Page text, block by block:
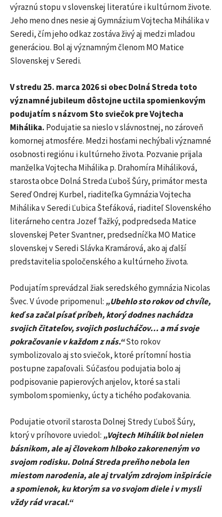
výraznú stopu v slovenskej literatúre i kultúrnom živote.
Jeho meno dnes nesie aj Gymnázium Vojtecha Mihálika v
Seredi, čím jeho odkaz zostáva živý aj medzi mladou
generáciou. Bol aj významným členom MO Matice
Slovenskej v Seredi.
V stredu 25. marca 2026 si obec Dolná Streda toto
významné jubileum dôstojne uctila spomienkovým
podujatím s názvom Sto sviečok pre Vojtecha
Mihálika. Podujatie sa nieslo v slávnostnej, no zároveň
komornej atmosfére. Medzi hosťami nechýbali významné
osobnosti regiónu i kultúrneho života. Pozvanie prijala
manželka Vojtecha Mihálika p. Drahomíra Miháliková,
starosta obce Dolná Streda Ľuboš Šúry, primátor mesta
Sereď Ondrej Kurbel, riaditeľka Gymnázia Vojtecha
Mihálika v Seredi Ľubica Štefáková, riaditeľ Slovenského
literárneho centra Jozef Ťažký, podpredseda Matice
slovenskej Peter Svantner, predsedníčka MO Matice
slovenskej v Seredi Slávka Kramárová, ako aj ďalší
predstavitelia spoločenského a kultúrneho života.
Podujatím sprevádzal žiak seredského gymnázia Nicolas
Švec. V úvode pripomenul: „Ubehlo sto rokov od chvíle,
keď sa začal písať príbeh, ktorý dodnes nachádza
svojich čitateľov, svojich poslucháčov… a má svoje
pokračovanie v každom z nás.“Sto rokov
symbolizovalo aj sto sviečok, ktoré prítomní hostia
postupne zapaľovali. Súčasťou podujatia bolo aj
podpisovanie papierových anjelov, ktoré sa stali
symbolom spomienky, úcty a tichého poďakovania.
Podujatie otvoril starosta Dolnej Stredy Ľuboš Šúry,
ktorý v príhovore uviedol: „Vojtech Mihálik bol nielen
básnikom, ale aj človekom hlboko zakoreneným vo
svojom rodisku. Dolná Streda preňho nebola len
miestom narodenia, ale aj trvalým zdrojom inšpirácie
a spomienok, ku ktorým sa vo svojom diele i v mysli
vždy rád vracal.“